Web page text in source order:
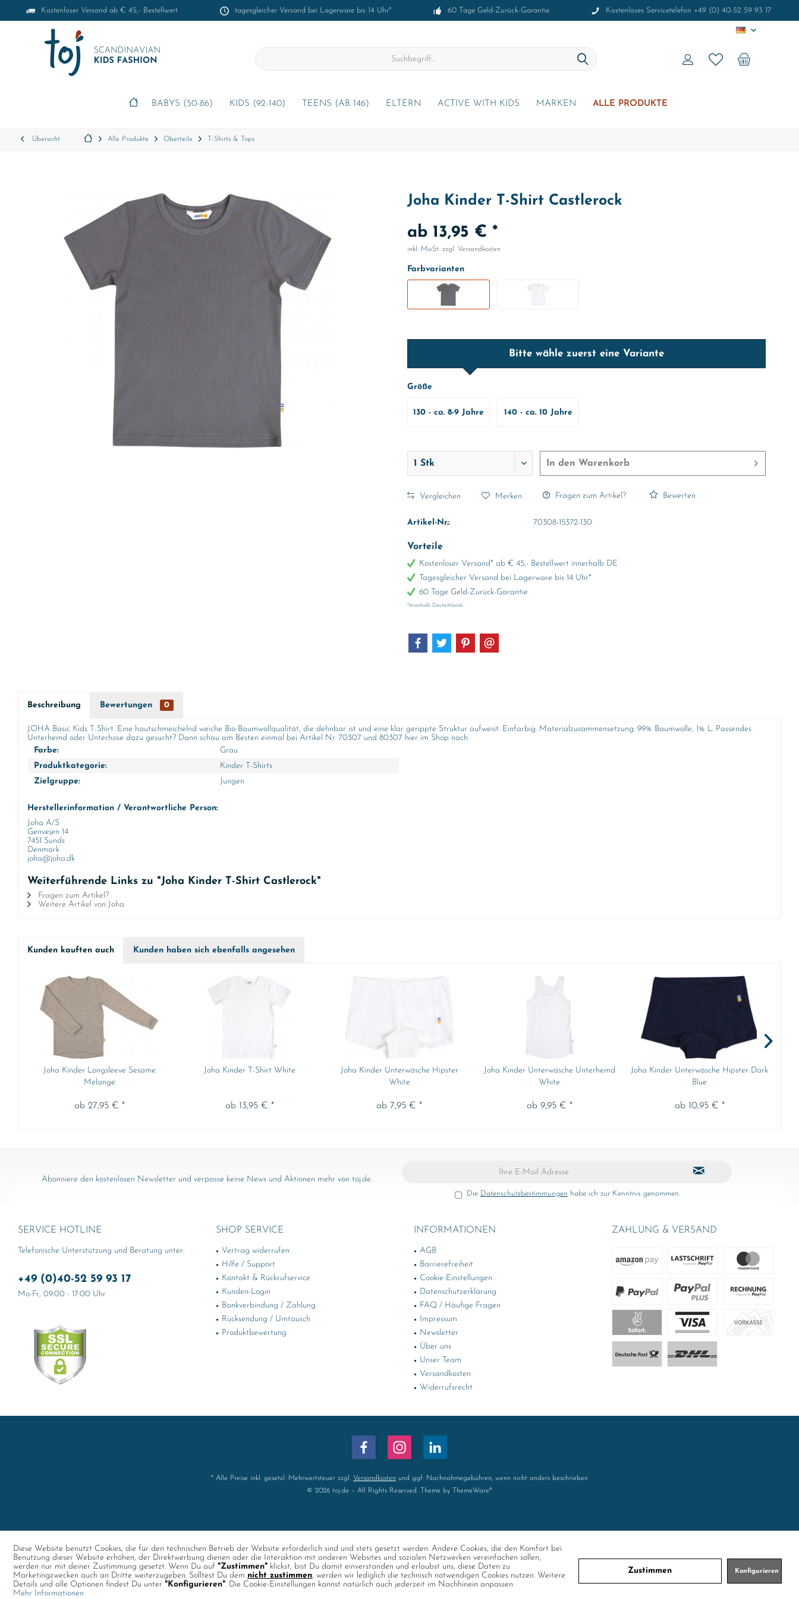
Kostenloser Versand ab € 45,- Bestellwert tagesgleicher Versand bei Lagerware bis 14 Uhr* 60 Tage Geld-Zurück-Garantie Kostenloses Servicetelefon +49 (0) 40-52 59 93 17
DE
BABYS (50-86) KIDS (92-140) TEENS (AB 146) ELTERN ACTIVE WITH KIDS MARKEN ALLE PRODUKTE
Übersicht Alle Produkte Oberteile T-Shirts & Tops
Joha Kinder T-Shirt Castlerock
ab 13,95 € *
inkl. MwSt. zzgl. Versandkosten
Farbvarianten
Bitte wähle zuerst eine Variante
Größe
130 - ca. 8-9 Jahre 140 - ca. 10 Jahre
In den Warenkorb
Vergleichen Merken Fragen zum Artikel? Bewerten
Artikel-Nr.: 70308-15372-130
Vorteile
Kostenloser Versand* ab € 45,- Bestellwert innerhalb DE
Tagesgleicher Versand bei Lagerware bis 14 Uhr*
60 Tage Geld-Zurück-Garantie
*Innerhalb Deutschlands
Beschreibung Bewertungen 0
JOHA Basic Kids T-Shirt. Eine hautschmeichelnd weiche Bio-Baumwollqualität, die dehnbar ist und eine klar gerippte Struktur aufweist. Einfarbig. Materialzusammensetzung: 99% Baumwolle, 1% L. Passendes
Unterhemd oder Unterhose dazu gesucht? Dann schau am Besten einmal bei Artikel Nr. 70307 und 80307 hier im Shop nach.
Farbe:
Grau
Produktkategorie:
Kinder T-Shirts
Zielgruppe:
Jungen
Herstellerinformation / Verantwortliche Person:
Joha A/S
Genvejen 14
7451 Sunds
Denmark
joha@joha.dk
Weiterführende Links zu "Joha Kinder T-Shirt Castlerock"
Fragen zum Artikel?
Weitere Artikel von Joha
Kunden kauften auch Kunden haben sich ebenfalls angesehen
Joha Kinder Longsleeve Sesame
Melange
ab 27,95 € *
Joha Kinder T-Shirt White
ab 13,95 € *
Joha Kinder Unterwäsche Hipster
White
ab 7,95 € *
Joha Kinder Unterwäsche Unterhemd
White
ab 9,95 € *
Joha Kinder Unterwäsche Hipster Dark
Blue
ab 10,95 € *
Abonniere den kostenlosen Newsletter und verpasse keine News und Aktionen mehr von toj.de.
Die Datenschutzbestimmungen habe ich zur Kenntnis genommen.
SERVICE HOTLINE
Telefonische Unterstützung und Beratung unter:
+49 (0)40-52 59 93 17
Mo-Fr, 09:00 - 17:00 Uhr
SHOP SERVICE
Vertrag widerrufen
Hilfe / Support
Kontakt & Rückrufservice
Kunden-Login
Bankverbindung / Zahlung
Rücksendung / Umtausch
Produktbewertung
INFORMATIONEN
AGB
Barrierefreiheit
Cookie-Einstellungen
Datenschutzerklärung
FAQ / Häufige Fragen
Impressum
Newsletter
Über uns
Unser Team
Versandkosten
Widerrufsrecht
ZAHLUNG & VERSAND
* Alle Preise inkl. gesetzl. Mehrwertsteuer zzgl. Versandkosten und ggf. Nachnahmegebühren, wenn nicht anders beschrieben
© 2026 toj.de – All Rights Reserved. Theme by
ThemeWare®
Diese Website benutzt Cookies, die für den technischen Betrieb der Website erforderlich sind und stets gesetzt werden. Andere Cookies, die den Komfort bei
Benutzung dieser Website erhöhen, der Direktwerbung dienen oder die Interaktion mit anderen Websites und sozialen Netzwerken vereinfachen sollen,
werden nur mit deiner Zustimmung gesetzt. Wenn Du auf "Zustimmen" klickst, bist Du damit einverstanden und erlaubst uns, diese Daten zu
Marketingzwecken auch an Dritte weiterzugeben. Solltest Du dem nicht zustimmen, werden wir lediglich die technisch notwendigen Cookies nutzen. Weitere
Details und alle Optionen findest Du unter "Konfigurieren". Die Cookie-Einstellungen kannst natürlich auch jederzeit im Nachhinein anpassen.
Mehr Informationen
Zustimmen Konfigurieren